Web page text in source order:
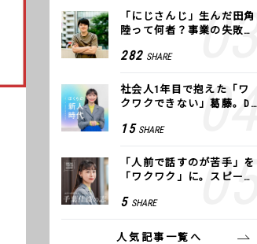
「にじさんじ」生んだ田角
陸って何者？事業の失敗
COLOR
282 SHARE
社会人1年目で抱えた「ワ
クワクできない」葛藤。De
つけた、私の生きる道
15 SHARE
「人前で話すのが苦手」を
「ワクワク」に。スピーチ
方トレーニング」に込めた
5 SHARE
人気記事一覧へ